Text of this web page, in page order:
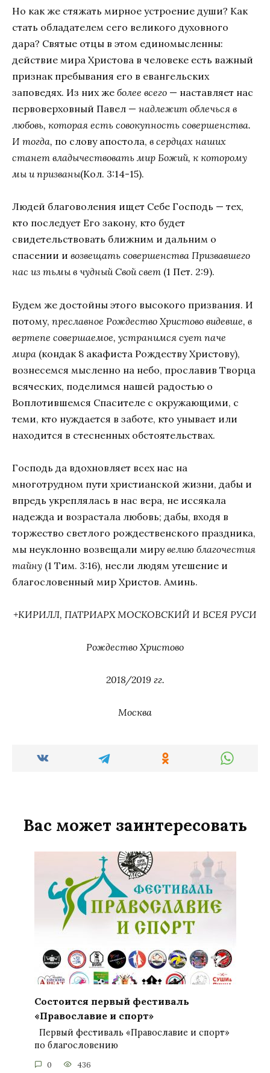
Но как же стяжать мирное устроение души? Как
стать обладателем сего великого духовного
дара? Святые отцы в этом единомысленны:
действие мира Христова в человеке есть важный
признак пребывания его в евангельских
заповедях. Из них же более всего — наставляет нас
первоверховный Павел — надлежит облечься в
любовь, которая есть совокупность совершенства.
И тогда, по слову апостола, в сердцах наших
станет владычествовать мир Божий, к которому
мы и призваны(Кол. 3:14-15).
Людей благоволения ищет Себе Господь — тех,
кто последует Его закону, кто будет
свидетельствовать ближним и дальним о
спасении и возвещать совершенства Призвавшего
нас из тьмы в чудный Свой свет (1 Пет. 2:9).
Будем же достойны этого высокого призвания. И
потому, преславное Рождество Христово видевше, в
вертепе совершаемое, устранимся сует паче
мира (кондак 8 акафиста Рождеству Христову),
вознесемся мысленно на небо, прославив Творца
всяческих, поделимся нашей радостью о
Воплотившемся Спасителе с окружающими, с
теми, кто нуждается в заботе, кто унывает или
находится в стесненных обстоятельствах.
Господь да вдохновляет всех нас на
многотрудном пути христианской жизни, дабы и
впредь укреплялась в нас вера, не иссякала
надежда и возрастала любовь; дабы, входя в
торжество светлого рождественского праздника,
мы неуклонно возвещали мирувелию благочестия
тайну (1 Тим. 3:16), несли людям утешение и
благословенный мир Христов. Аминь.
+КИРИЛЛ, ПАТРИАРХ МОСКОВСКИЙ И ВСЕЯ РУСИ
Рождество Христово
2018/2019 гг.
Москва
Вас может заинтересовать
Состоится первый фестиваль
«Православие и спорт»
Первый фестиваль «Православие и спорт»
по благословению
0 436